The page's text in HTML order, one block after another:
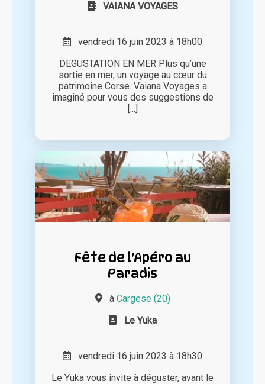
VAIANA VOYAGES
vendredi 16 juin 2023 à 18h00
DEGUSTATION EN MER Plus qu’une
sortie en mer, un voyage au cœur du
patrimoine Corse. Vaiana Voyages a
imaginé pour vous des suggestions de
[...]
Fête de l'Apéro au
Paradis
à Cargese (20)
Le Yuka
vendredi 16 juin 2023 à 18h30
Le Yuka vous invite à déguster, avant le